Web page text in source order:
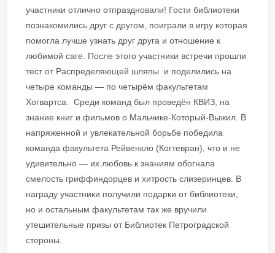
участники отлично отпраздновали! Гости библиотеки
познакомились друг с другом, поиграли в игру которая
помогла лучше узнать друг друга и отношение к
любимой саге. После этого участники встречи прошли
тест от Распределяющей шляпы и поделились на
четыре команды — по четырём факультетам
Хогвартса. Среди команд был проведён КВИЗ, на
знание книг и фильмов о Мальчике-Который-Выжил. В
напряженной и увлекательной борьбе победила
команда факультета Рейвенкло (Когтевран), что и не
удивительно — их любовь к знаниям обогнала
смелость гриффиндорцев и хитрость слизеринцев. В
награду участники получили подарки от библиотеки,
но и остальным факультетам так же вручили
утешительные призы от Библиотек Петроградской
стороны.